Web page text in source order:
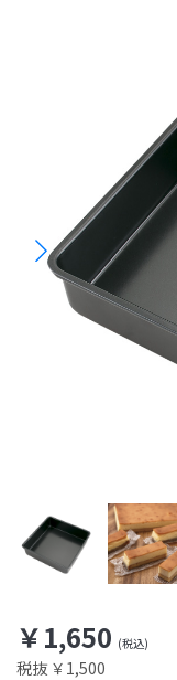
￥1,650
税抜 ￥1,500